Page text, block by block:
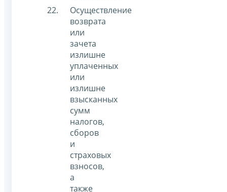
Осуществление
возврата
или
зачета
излишне
уплаченных
или
излишне
взысканных
сумм
налогов,
сборов
и
страховых
взносов,
а
также